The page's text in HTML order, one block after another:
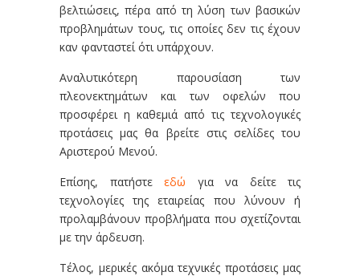
βελτιώσεις, πέρα από τη λύση των βασικών
προβλημάτων τους, τις οποίες δεν τις έχουν
καν φανταστεί ότι υπάρχουν.
Αναλυτικότερη παρουσίαση των
πλεονεκτημάτων και των οφελών που
προσφέρει η καθεμιά από τις τεχνολογικές
προτάσεις μας θα βρείτε στις σελίδες του
Αριστερού Μενού.
Επίσης, πατήστε εδώ για να δείτε τις
τεχνολογίες της εταιρείας που λύνουν ή
προλαμβάνουν προβλήματα που σχετίζονται
με την άρδευση.
Τέλος, μερικές ακόμα τεχνικές προτάσεις μας